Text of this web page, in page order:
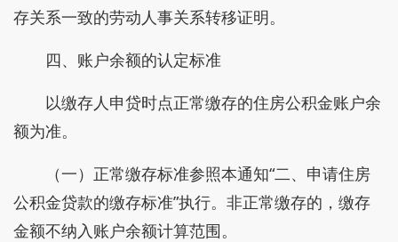
存关系一致的劳动人事关系转移证明。
四、账户余额的认定标准
以缴存人申贷时点正常缴存的住房公积金账户余
额为准。
（一）正常缴存标准参照本通知“二、申请住房
公积金贷款的缴存标准”执行。非正常缴存的，缴存
金额不纳入账户余额计算范围。